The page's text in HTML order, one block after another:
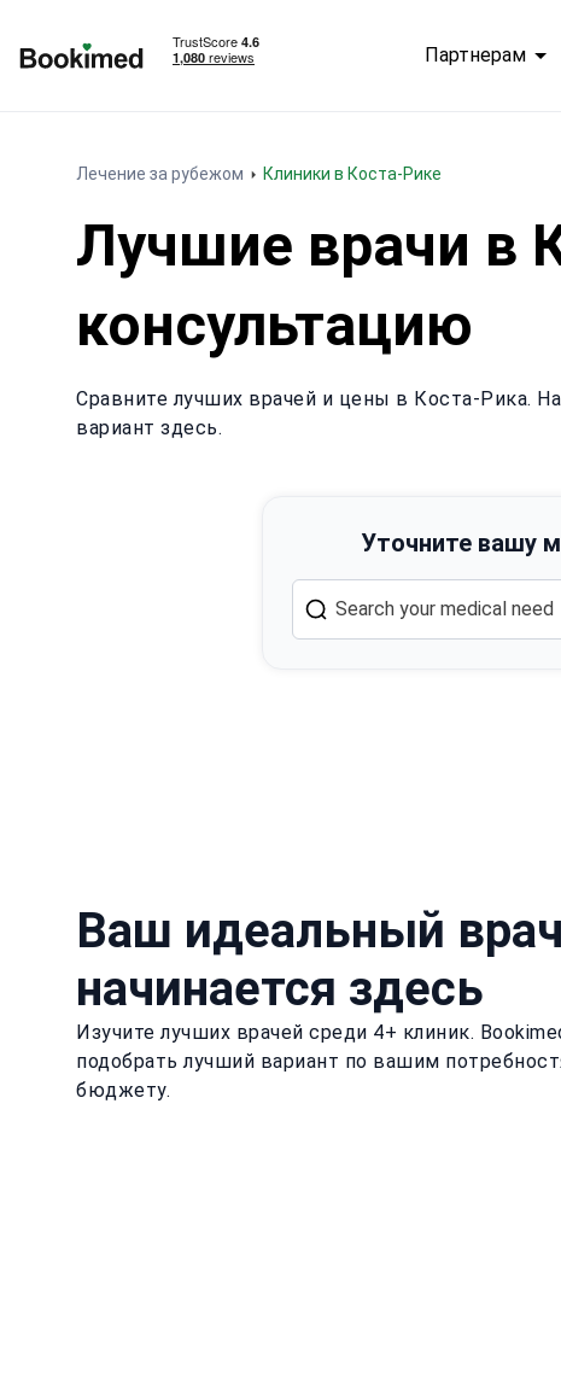
Партнерам
Лечение за рубежом Клиники в Коста-Рике
Лучшие врачи в
консультацию
Сравните лучших врачей и цены в Коста-Рика.
вариант здесь.
Уточните вашу
Ваш идеальный врач
начинается здесь
Изучите лучших врачей среди 4+ клиник.
подобрать лучший вариант по вашим
бюджету.